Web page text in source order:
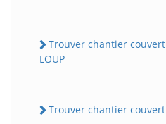
Trouver chantier
LOUP
Trouver chantier